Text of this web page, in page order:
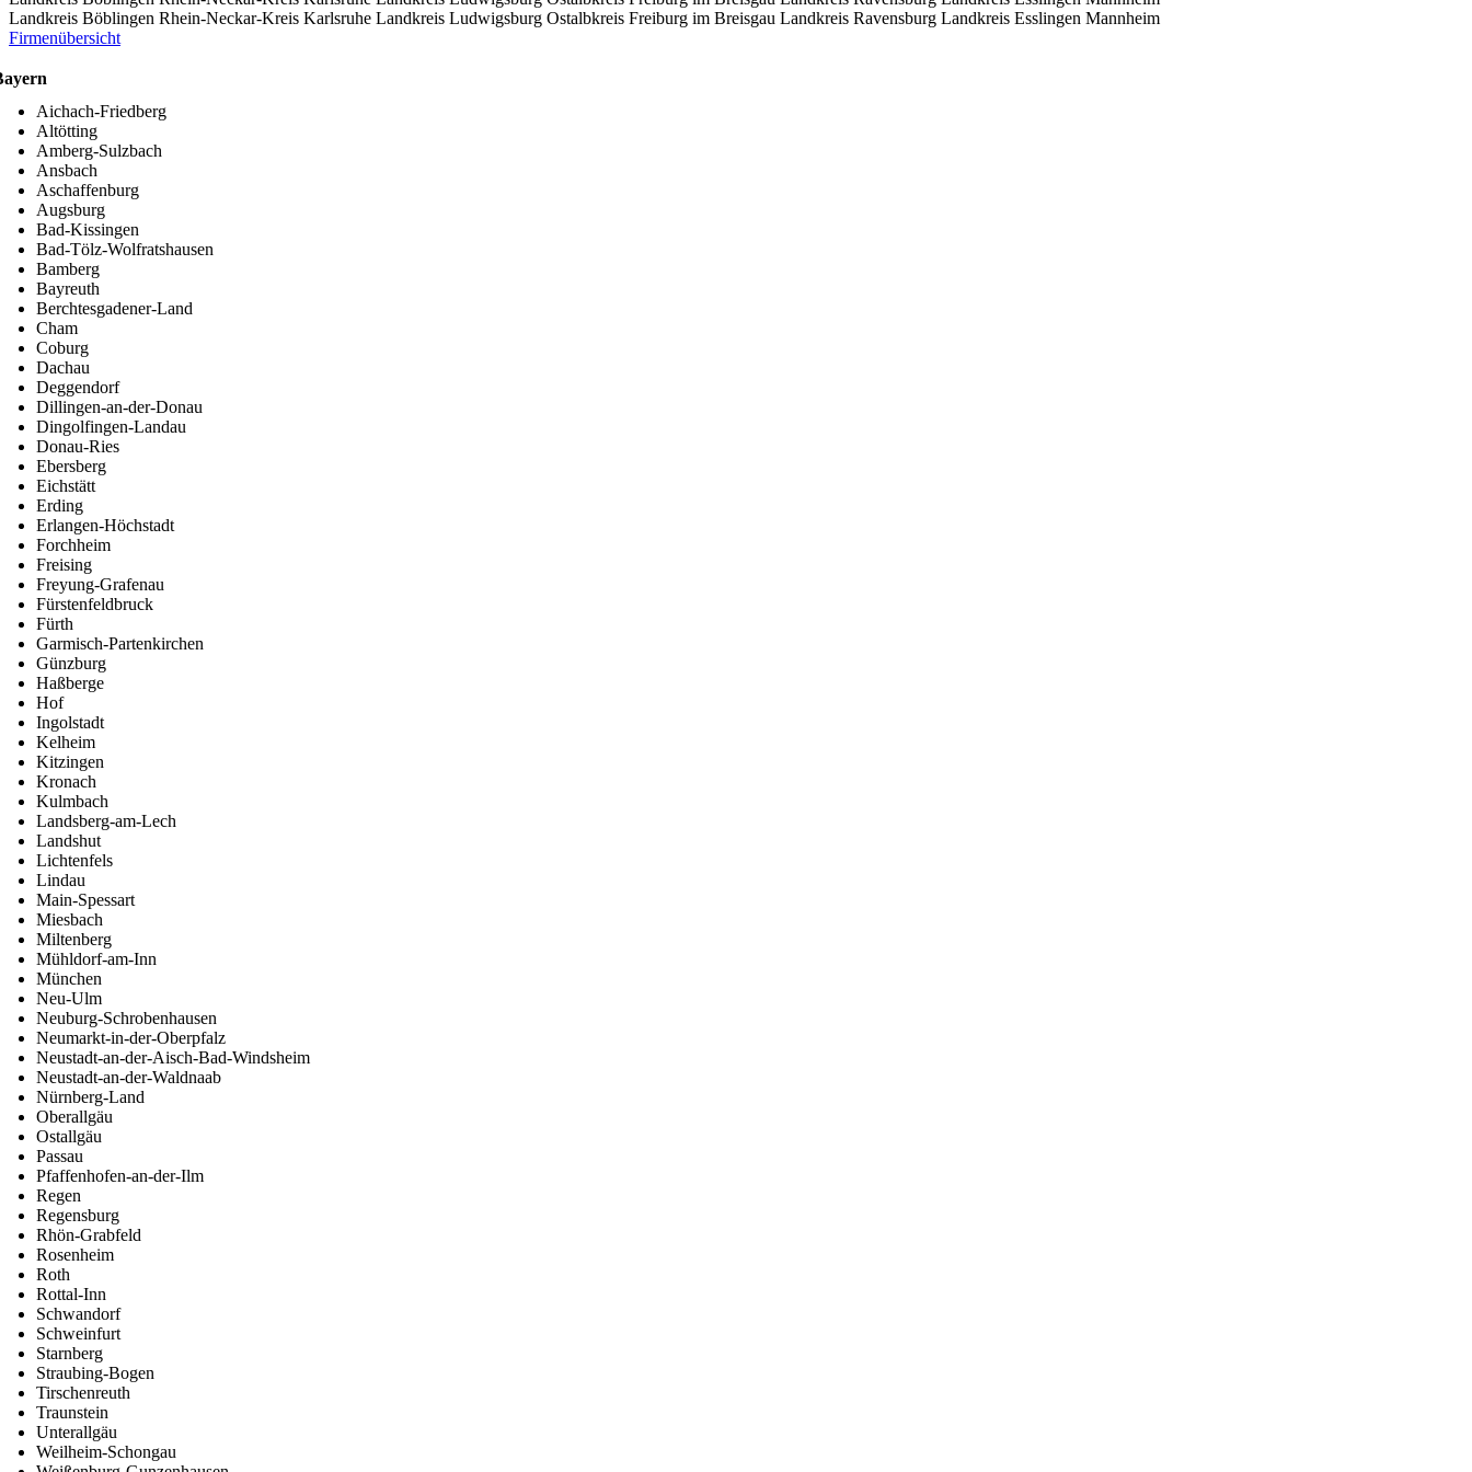
Landkreis Böblingen Rhein-Neckar-Kreis Karlsruhe Landkreis Ludwigsburg Ostalbkreis Freiburg im Breisgau Landkreis Ravensburg Landkreis Esslingen Mannheim
Firmenübersicht
Aichach-Friedberg
Altötting
Amberg-Sulzbach
Ansbach
Aschaffenburg
Augsburg
Bad-Kissingen
Bad-Tölz-Wolfratshausen
Bamberg
Bayreuth
Berchtesgadener-Land
Cham
Coburg
Dachau
Deggendorf
Dillingen-an-der-Donau
Dingolfingen-Landau
Donau-Ries
Ebersberg
Eichstätt
Erding
Erlangen-Höchstadt
Forchheim
Freising
Freyung-Grafenau
Fürstenfeldbruck
Fürth
Garmisch-Partenkirchen
Günzburg
Haßberge
Hof
Ingolstadt
Kelheim
Kitzingen
Kronach
Kulmbach
Landsberg-am-Lech
Landshut
Lichtenfels
Lindau
Main-Spessart
Miesbach
Miltenberg
Mühldorf-am-Inn
München
Neu-Ulm
Neuburg-Schrobenhausen
Neumarkt-in-der-Oberpfalz
Neustadt-an-der-Aisch-Bad-Windsheim
Neustadt-an-der-Waldnaab
Nürnberg-Land
Oberallgäu
Ostallgäu
Passau
Pfaffenhofen-an-der-Ilm
Regen
Regensburg
Rhön-Grabfeld
Rosenheim
Roth
Rottal-Inn
Schwandorf
Schweinfurt
Starnberg
Straubing-Bogen
Tirschenreuth
Traunstein
Unterallgäu
Weilheim-Schongau